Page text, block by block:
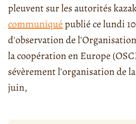
pleuvent sur les autorités
communiquépublié ce lundi
d'observation de
la coopération en Europe
sévèrement l'organisation de
juin,